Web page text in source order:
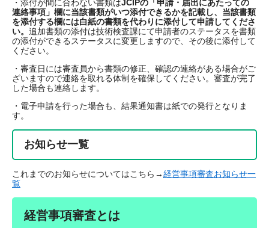
・添付が間に合わない書類はJCIPの「申請・届出にあたっての
連絡事項」欄に当該書類がいつ添付できるかを記載し、当該書類
を添付する欄には白紙の書類を代わりに添付して申請してくださ
い。 追加書類の添付は技術検査課にて申請者のステータスを書類
の添付ができるステータスに変更しますので、その後に添付して
ください。
・審査日には審査員から書類の修正、確認の連絡がある場合がご
ざいますので連絡を取れる体制を確保してください。審査が完了
した場合も連絡します。
・電子申請を行った場合も、結果通知書は紙での発行となりま
す。
お知らせ一覧
これまでのお知らせについてはこちら→経営事項審査お知らせ一
覧
経営事項審査とは